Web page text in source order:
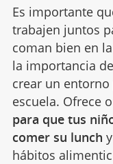
Es importante
trabajen juntos
coman bien en
la importancia
crear un
escuela. Ofrece
para que tus
comer su lunch
hábitos